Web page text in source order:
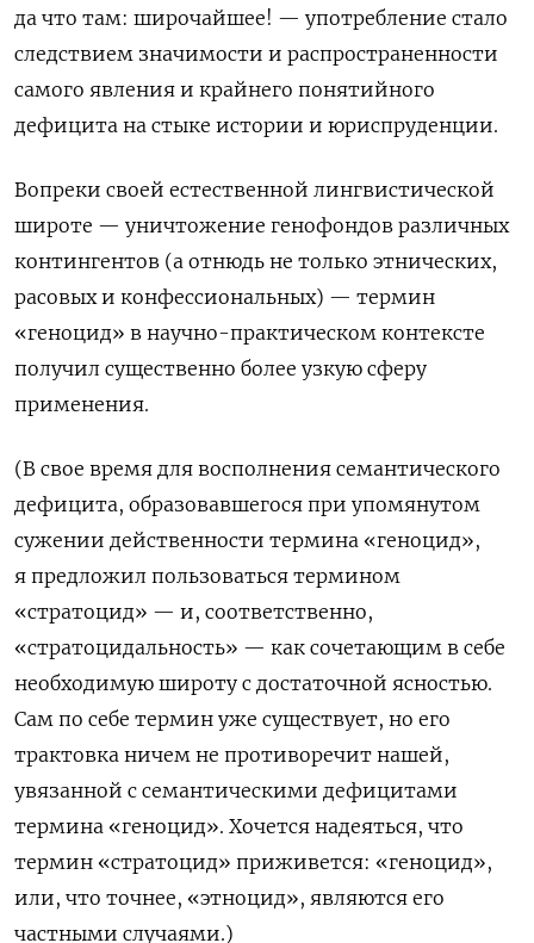
да что там: широчайшее! — употребление стало
следствием значимости и распространенности
самого явления и крайнего понятийного
дефицита на стыке истории и юриспруденции.
Вопреки своей естественной лингвистической
широте — уничтожение генофондов различных
контингентов (а отнюдь не только этнических,
расовых и конфессиональных) — термин
«геноцид» в научно-практическом контексте
получил существенно более узкую сферу
применения.
(В свое время для восполнения семантического
дефицита, образовавшегося при упомянутом
сужении действенности термина «геноцид»,
я предложил пользоваться термином
«стратоцид» — и, соответственно,
«стратоцидальность» — как сочетающим в себе
необходимую широту с достаточной ясностью.
Сам по себе термин уже существует, но его
трактовка ничем не противоречит нашей,
увязанной с семантическими дефицитами
термина «геноцид». Хочется надеяться, что
термин «стратоцид» приживется: «геноцид»,
или, что точнее, «этноцид», являются его
частными случаями.)